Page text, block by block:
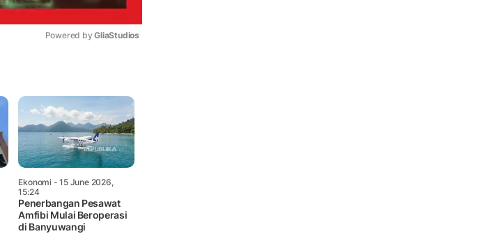
Powered by GliaStudios
Ekonomi- 15 June 2026,
15:24
Penerbangan Pesawat
Amfibi Mulai Beroperasi
di Banyuwangi